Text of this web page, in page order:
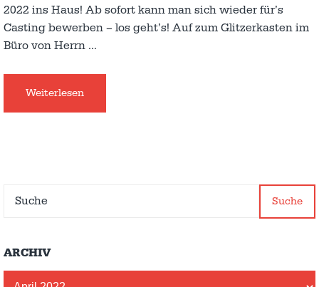
2022 ins Haus! Ab sofort kann man sich wieder für’s
Casting bewerben – los geht’s! Auf zum Glitzerkasten im
Büro von Herrn …
Weiterlesen
Suche
ARCHIV